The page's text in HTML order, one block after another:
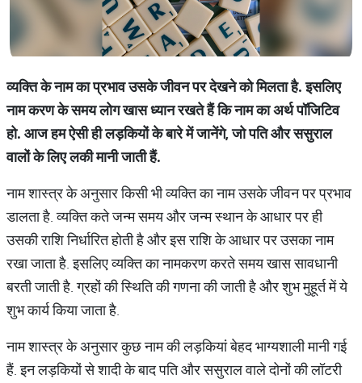
व्यक्ति के नाम का प्रभाव उसके जीवन पर देखने को मिलता है. इसलिए
नाम करण के समय लोग खास ध्यान रखते हैं कि नाम का अर्थ पॉजिटिव
हो. आज हम ऐसी ही लड़कियों के बारे में जानेंगे, जो पति और ससुराल
वालों के लिए लकी मानी जाती हैं.
नाम शास्त्र के अनुसार किसी भी व्यक्ति का नाम उसके जीवन पर प्रभाव
डालता है. व्यक्ति कते जन्म समय और जन्म स्थान के आधार पर ही
उसकी राशि निर्धारित होती है और इस राशि के आधार पर उसका नाम
रखा जाता है. इसलिए व्यक्ति का नामकरण करते समय खास सावधानी
बरती जाती है. ग्रहों की स्थिति की गणना की जाती है और शुभ मुहूर्त में ये
शुभ कार्य किया जाता है.
नाम शास्त्र के अनुसार कुछ नाम की लड़कियां बेहद भाग्यशाली मानी गई
हैं. इन लड़कियों से शादी के बाद पति और ससुराल वाले दोनों की लॉटरी